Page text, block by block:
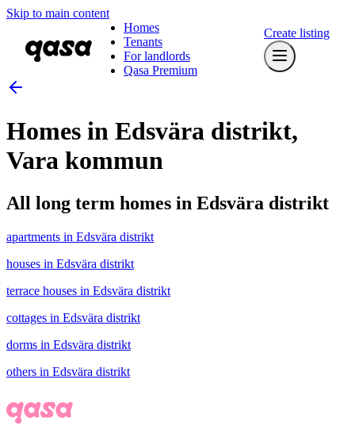
Skip to main content
Homes
Tenants
For landlords
Qasa Premium
Create listing
Homes in Edsvära distrikt,
Vara kommun
All long term homes in Edsvära distrikt
apartments in Edsvära distrikt
houses in Edsvära distrikt
terrace houses in Edsvära distrikt
cottages in Edsvära distrikt
dorms in Edsvära distrikt
others in Edsvära distrikt